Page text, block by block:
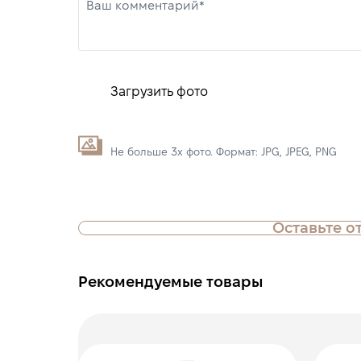
Ваш комментарий*
Загрузить фото
Не больше 3х фото. Формат: JPG, JPEG, PNG
Оставьте
Рекомендуемые товары